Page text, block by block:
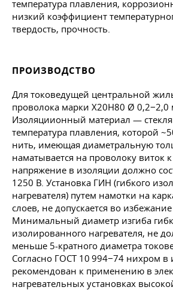
температура плавления,
низкий коэффициент
твердость, прочность.
ПРОИЗВОДСТВО
Для токоведущей центральной
проволока марки Х20Н80 Ø 0,2−2,0
Изоляциионный материал —
температура плавления, которой
нить, имеющая диаметральную
наматывается на проволоку виток
напряжение в изоляции должно
1250 В. Установка ГИН (гибкого
нагревателя) путем намотки на
слоев, не допускается во
Минимальный диаметр изгиба
изолированного нагревателя, не
меньше 5-кратного диаметра
Согласно ГОСТ 10 994−74 нихром в
рекомендован к применению в
нагревательных установках